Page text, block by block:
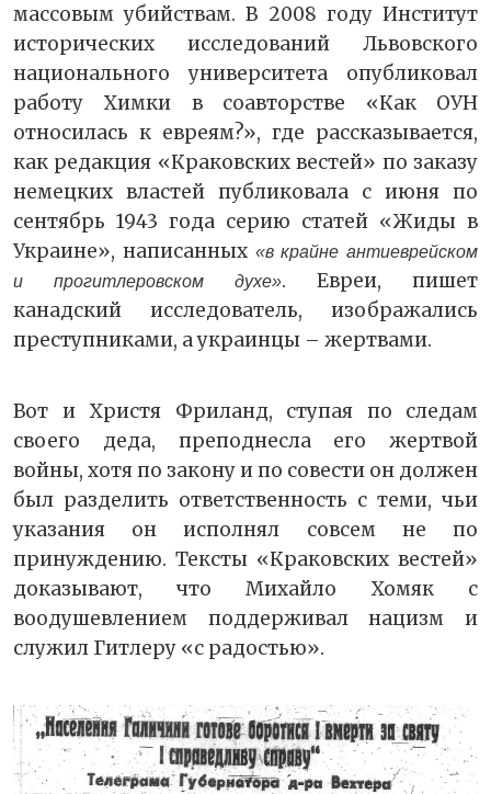
массовым убийствам. В 2008 году Институт
исторических исследований Львовского
национального университета опубликовал
работу Химки в соавторстве «Как ОУН
относилась к евреям?», где рассказывается,
как редакция «Краковских вестей» по заказу
немецких властей публиковала с июня по
сентябрь 1943 года серию статей «Жиды в
Украине», написанных «в крайне антиеврейском
и прогитлеровском духе». Евреи, пишет
канадский исследователь, изображались
преступниками, а украинцы – жертвами.
Вот и Христя Фриланд, ступая по следам
своего деда, преподнесла его жертвой
войны, хотя по закону и по совести он должен
был разделить ответственность с теми, чьи
указания он исполнял совсем не по
принуждению. Тексты «Краковских вестей»
доказывают, что Михайло Хомяк с
воодушевлением поддерживал нацизм и
служил Гитлеру «с радостью».